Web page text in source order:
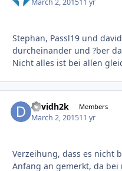
March 2, 201511 yr
Stephan, Passl19 und
durcheinander und ?ber
Nicht alles ist bei allen
davidh2k Members
March 2, 201511 yr
Verzeihung, dass es nicht
Anfang an gemerkt, da